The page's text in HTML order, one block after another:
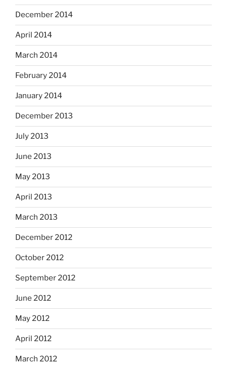
December 2014
April 2014
March 2014
February 2014
January 2014
December 2013
July 2013
June 2013
May 2013
April 2013
March 2013
December 2012
October 2012
September 2012
June 2012
May 2012
April 2012
March 2012